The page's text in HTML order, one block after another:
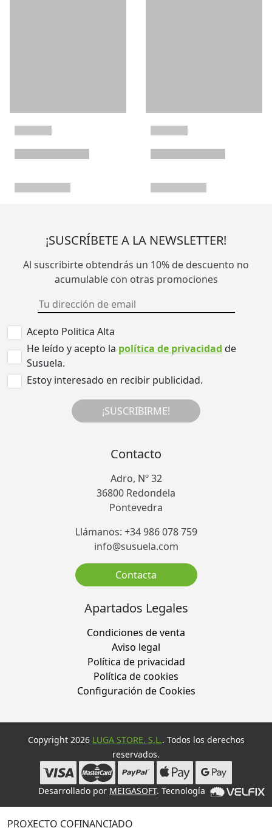
¡SUSCRÍBETE A LA NEWSLETTER!
Al suscribirte obtendrás un 10% de descuento no
acumulable con otras promociones
Acepto Politica Alta
He leído y acepto la política de privacidad de
Susuela.
Estoy interesado en recibir publicidad.
¡SUSCRIBIRME!
Contacto
Adro, Nº 32
36800 Redondela
Pontevedra
Llámanos: +34 986 078 759
info@susuela.com
Contacta
Apartados Legales
Condiciones de venta
Aviso legal
Política de privacidad
Política de cookies
Configuración de Cookies
Copyright 2026 LUGA STORE, S.L.. Todos los derechos
reservados.
Desarrollado por MEIGASOFT. Tecnología
PROXECTO COFINANCIADO